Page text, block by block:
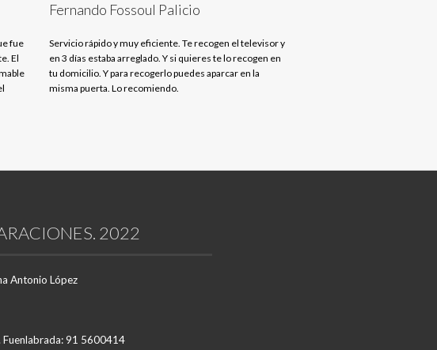
fue
El
Fernando Fossoul Palicio
Servicio rápido y muy eficiente. Te recogen el televisor y
en 3 días estaba arreglado. Y si quieres te lo recogen en
tu domicilio. Y para recogerlo puedes aparcar en la
misma puerta. Lo recomiendo.
2022
Antonio López
91 5600414